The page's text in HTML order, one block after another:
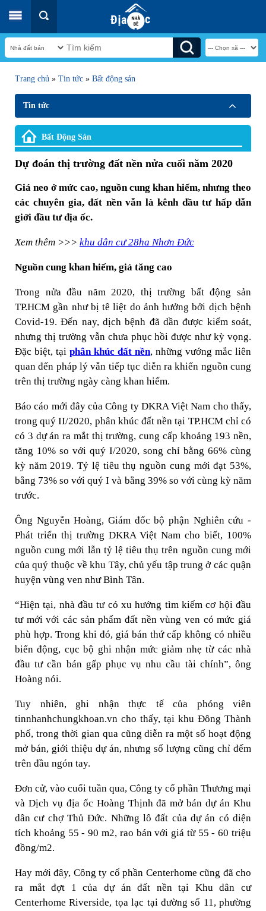
Trang chủ » Tin tức » Bất động sản
Tin tức
Bất Động Sản
Dự đoán thị trường đất nền nửa cuối năm 2020
Giá neo ở mức cao, nguồn cung khan hiếm, nhưng theo
các chuyên gia, đất nền vẫn là kênh đầu tư hấp dẫn
giới đầu tư địa ốc.
Xem thêm >>> khu dân cư 28ha Nhơn Đức
Nguồn cung khan hiếm, giá tăng cao
Trong nửa đầu năm 2020, thị trường bất động sản
TP.HCM gần như bị tê liệt do ảnh hưởng bởi dịch bệnh
Covid-19. Đến nay, dịch bệnh đã dần được kiểm soát,
nhưng thị trường vẫn chưa phục hồi được như kỳ vọng.
Đặc biệt, tại phân khúc đất nền, những vướng mắc liên
quan đến pháp lý vẫn tiếp tục diễn ra khiến nguồn cung
trên thị trường ngày càng khan hiếm.
Báo cáo mới đây của Công ty DKRA Việt Nam cho thấy,
trong quý II/2020, phân khúc đất nền tại TP.HCM chỉ có
có 3 dự án ra mắt thị trường, cung cấp khoảng 193 nền,
tăng 10% so với quý I/2020, song chỉ bằng 66% cùng
kỳ năm 2019. Tỷ lệ tiêu thụ nguồn cung mới đạt 53%,
bằng 73% so với quý I và bằng 39% so với cùng kỳ năm
trước.
Ông Nguyễn Hoàng, Giám đốc bộ phận Nghiên cứu -
Phát triển thị trường DKRA Việt Nam cho biết, 100%
nguồn cung mới lẫn tỷ lệ tiêu thụ trên nguồn cung mới
của quý thuộc về khu Tây, chủ yếu tập trung ở các quận
huyện vùng ven như Bình Tân.
“Hiện tại, nhà đầu tư có xu hướng tìm kiếm cơ hội đầu
tư mới với các sản phẩm đất nền vùng ven có mức giá
phù hợp. Trong khi đó, giá bán thứ cấp không có nhiều
biến động, cục bộ ghi nhận mức giảm nhẹ từ các nhà
đầu tư cần bán gấp phục vụ nhu cầu tài chính”, ông
Hoàng nói.
Tuy nhiên, ghi nhận thực tế của phóng viên
tinnhanhchungkhoan.vn cho thấy, tại khu Đông Thành
phố, trong thời gian qua cũng diễn ra một số hoạt động
mở bán, giới thiệu dự án, nhưng số lượng cũng chỉ đếm
trên đầu ngón tay.
Đơn cử, vào cuối tuần qua, Công ty cổ phần Thương mại
và Dịch vụ địa ốc Hoàng Thịnh đã mở bán dự án Khu
dân cư chợ Thủ Đức. Những lô đất của dự án có diện
tích khoảng 55 - 90 m2, rao bán với giá từ 55 - 60 triệu
đồng/m2.
Hay mới đây, Công ty cổ phần Centerhome cũng đã cho
ra mắt đợt 1 của dự án đất nền tại Khu dân cư
Centerhome Riverside, tọa lạc tại đường số 11, phường